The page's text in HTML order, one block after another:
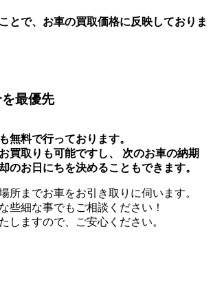
とで、お車の買取価格に反映しておりま
最優先
無料で行っております。
買取りも可能ですし、 次のお車の納期
のお日にちを決めることもできます。
所までお車をお引き取りに伺います。
些細な事でもご相談ください！
しますので、ご安心ください。